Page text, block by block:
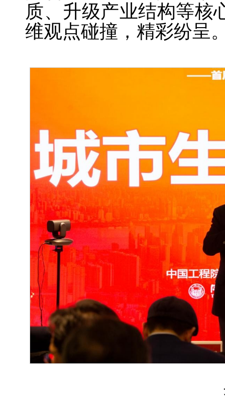
质、升级产业结构等核
维观点碰撞，精彩纷呈